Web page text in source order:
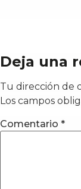
Deja una
Tu dirección de
Los campos
Comentario *